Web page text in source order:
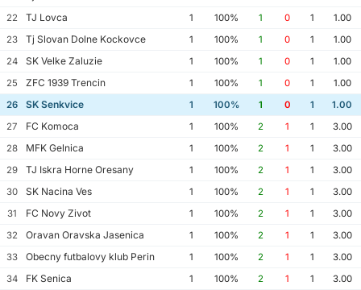
22
TJ Lovca 1 100% 1 0 1
1.00
23
Tj Slovan Dolne Kockovce 1 100% 1 0 1
1.00
24
SK Velke Zaluzie 1 100% 1 0 1
1.00
25
ZFC 1939 Trencin 1 100% 1 0 1
1.00
26
SK Senkvice 1 100% 1 0 1
1.00
27
FC Komoca 1 100% 2 1 1
3.00
28
MFK Gelnica 1 100% 2 1 1
3.00
29
TJ Iskra Horne Oresany 1 100% 2 1 1
3.00
30
SK Nacina Ves 1 100% 2 1 1
3.00
31
FC Novy Zivot 1 100% 2 1 1
3.00
32
Oravan Oravska Jasenica 1 100% 2 1 1
3.00
33
Obecny futbalovy klub Perin 1 100% 2 1 1
3.00
34
FK Senica 1 100% 2 1 1
3.00